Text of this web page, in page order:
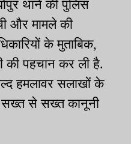
थाने की पुलिस
और मामले की
के मुताबिक,
की पहचान कर ली है.
हमलावर सलाखों के
से सख्त कानूनी